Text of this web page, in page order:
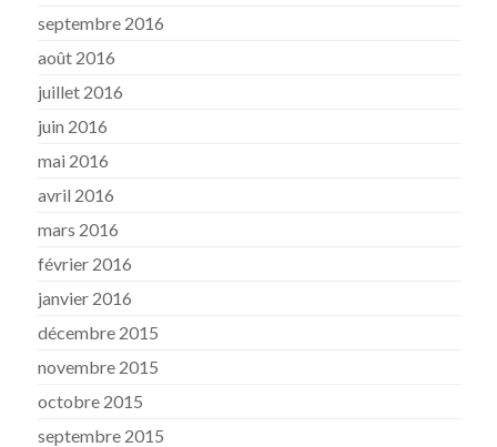
septembre 2016
août 2016
juillet 2016
juin 2016
mai 2016
avril 2016
mars 2016
février 2016
janvier 2016
décembre 2015
novembre 2015
octobre 2015
septembre 2015